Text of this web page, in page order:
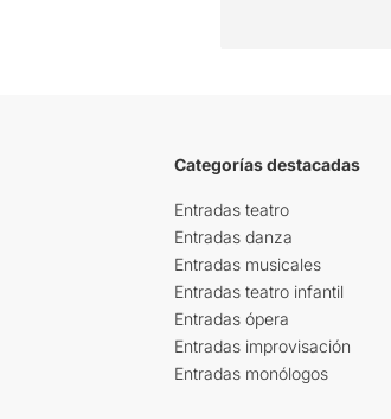
Categorías destacadas
Entradas teatro
Entradas danza
Entradas musicales
Entradas teatro infantil
Entradas ópera
Entradas improvisación
Entradas monólogos